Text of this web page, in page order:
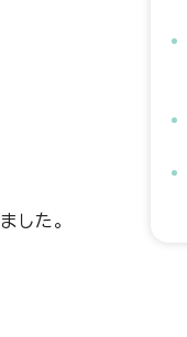
した。